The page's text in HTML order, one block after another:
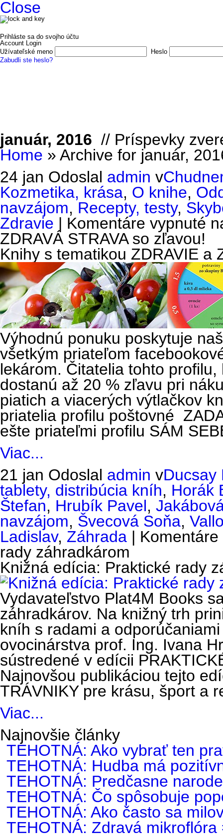
Close
Prihláste sa do svojho účtu
Account Login
Užívateľské meno
Heslo
Zabudli ste heslo?
január, 2016 // Príspevky
Home » Archive for január,
24 jan Odoslal admin v
Kozmetika, krása, O knihe,
navzájom, Recepty, testy,
Zdravie | Komentáre vypnuté
ZDRAVÁ STRAVA so zľavou!
Knihy s tematikou ZDRAVIE a
Výhodnú ponuku poskytuje
všetkým priateľom
lekárom. Čitatelia tohto
dostanú až 20 % zľavu pri
piatich a viacerých výtlačkov
priatelia profilu poštovné
ešte priateľmi profilu SÁM
Viac...
21 jan Odoslal admin vDucsay
tablety, distribúcia kníh, Horák
Štefan, Hrubík Pavel,
navzájom, Švecová Soňa,
Ladislav, Záhrada |
rady záhradkárom
Knižná edícia: Praktické rady
Vydavateľstvo Plat4M Books
záhradkárov. Na knižný trh
kníh s radami a
ovocinárstva prof. Ing. Ivana
sústredené v edícii
Najnovšou publikáciou tejto
TRÁVNIKY pre krásu, šport a
Viac...
Najnovšie články
TEHOTNÁ: Ako vybrať ten
TEHOTNÁ: Hudba má
TEHOTNÁ: Predčasne
TEHOTNÁ: Čo spôsobuje
TEHOTNÁ: Ako často sa
TEHOTNÁ: Zdravá